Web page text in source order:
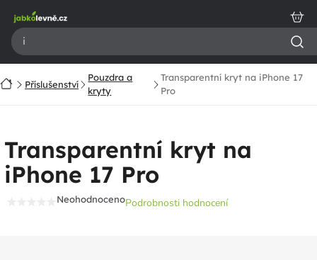
obsah
DomůPříslušenství
Pouzdra a
kryty
Transparentní kryt na iPhone 17
Pro
Transparentní kryt na
iPhone 17 Pro
NeohodnocenoPodrobnosti hodnocení